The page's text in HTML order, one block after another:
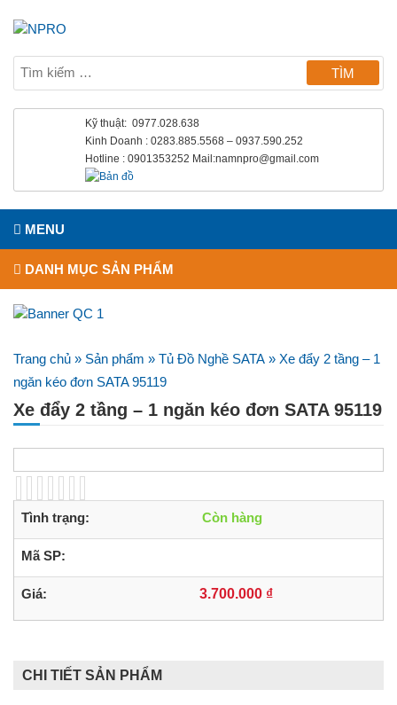
Kỹ thuật: 0977.028.638
Kinh Doanh : 0283.885.5568 – 0937.590.252
Hotline : 0901353252 Mail:namnpro@gmail.com
MENU
DANH MỤC SẢN PHẨM
Trang chủ » Sản phẩm » Tủ Đồ Nghề SATA » Xe đẩy 2 tầng – 1
ngăn kéo đơn SATA 95119
Xe đẩy 2 tầng – 1 ngăn kéo đơn SATA 95119
Tình trạng: Còn hàng
Mã SP:
Giá: 3.700.000 ₫
CHI TIẾT SẢN PHẨM